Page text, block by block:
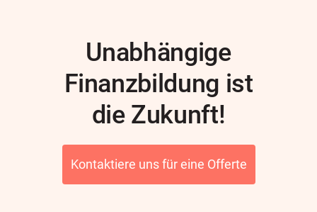
Unabhängige
Finanzbildung ist
die Zukunft!
Kontaktiere uns für eine Offerte